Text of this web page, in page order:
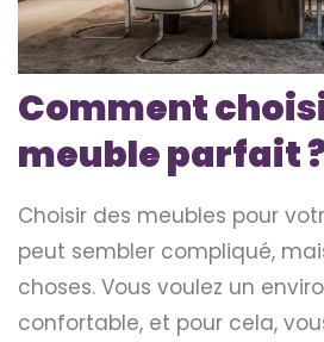
Comment
meuble parfait
Choisir des meubles pour
peut sembler compliqué,
choses. Vous voulez un
confortable, et pour cela,